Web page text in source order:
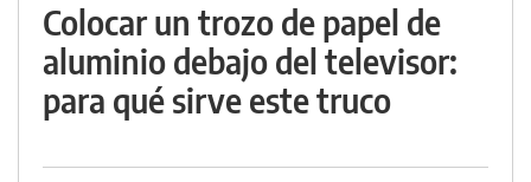
Colocar un trozo de papel de
aluminio debajo del televisor:
para qué sirve este truco